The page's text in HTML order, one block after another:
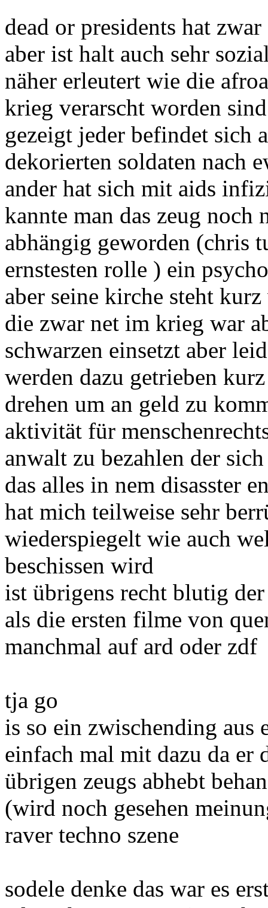
dead or presidents hat
aber ist halt auch sehr
näher erleutert wie die
krieg verarscht worden
gezeigt jeder befindet sich
dekorierten soldaten nach
ander hat sich mit aids
kannte man das zeug noch
abhängig geworden (chris
ernstesten rolle ) ein
aber seine kirche steht
die zwar net im krieg war
schwarzen einsetzt aber
werden dazu getrieben
drehen um an geld zu
aktivität für
anwalt zu bezahlen der
das alles in nem disasster
hat mich teilweise sehr
wiederspiegelt wie auch
beschissen wird
ist übrigens recht blutig
als die ersten filme von
manchmal auf ard oder zdf
tja go
is so ein zwischending aus
einfach mal mit dazu da er
übrigen zeugs abhebt
(wird noch gesehen
raver techno szene
sodele denke das war es